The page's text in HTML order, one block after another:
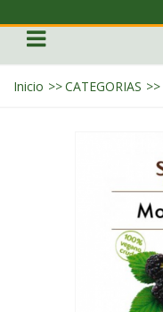
Inicio >>CATEGORIAS >>